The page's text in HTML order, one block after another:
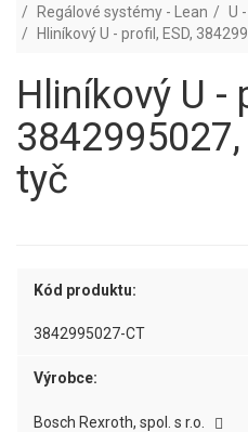
Regálové systémy - Lean
U
Hliníkový U - profil, ESD,
Hliníkový U -
tyč
Kód produktu:
3842995027-CT
Výrobce:
Bosch Rexroth, spol. s r.o.